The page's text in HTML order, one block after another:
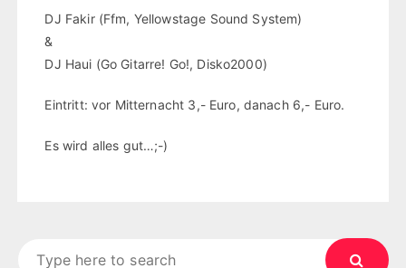
DJ Fakir (Ffm, Yellowstage Sound System)
&
DJ Haui (Go Gitarre! Go!, Disko2000)
Eintritt: vor Mitternacht 3,- Euro, danach 6,- Euro.
Es wird alles gut…;-)